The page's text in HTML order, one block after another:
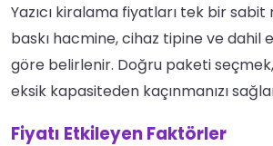
Yazıcı kiralama fiyatları tek bir
baskı hacmine, cihaz tipine ve dahil
göre belirlenir. Doğru paketi
eksik kapasiteden kaçınmanızı
Fiyatı Etkileyen Faktörler